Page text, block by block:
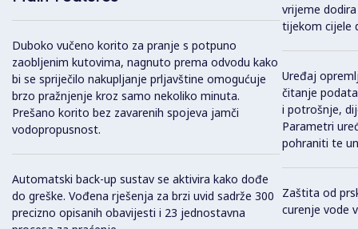
Duboko vučeno korito za pranje s potpuno
zaobljenim kutovima, nagnuto prema odvodu kako
bi se spriječilo nakupljanje prljavštine omogućuje
brzo pražnjenje kroz samo nekoliko minuta.
Prešano korito bez zavarenih spojeva jamči
vodopropusnost.
Automatski back-up sustav se aktivira kako dođe
do greške. Vođena rješenja za brzi uvid sadrže 300
precizno opisanih obavijesti i 23 jednostavna
vrijeme
tijekom cijele
Uređaj
čitanje
i potrošnje,
Parametri
pohraniti te
Zaštita od
curenje vode